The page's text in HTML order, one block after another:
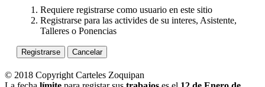
Requiere registrarse como usuario en este sitio
Registrarse para las activides de su interes, Asistente,
Talleres o Ponencias
Registrarse Cancelar
© 2018 Copyright Carteles Zoquipan